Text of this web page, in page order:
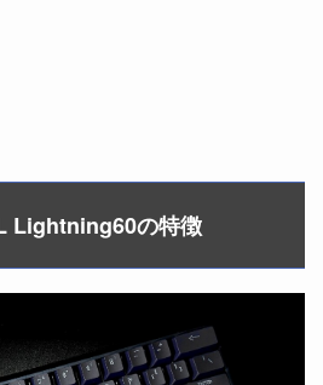
Lightning60の特徴